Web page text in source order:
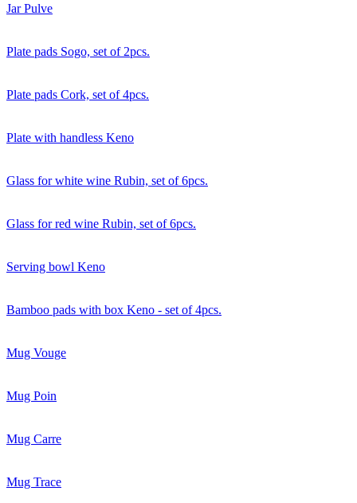
Jar Pulve
Plate pads Sogo, set of 2pcs.
Plate pads Cork, set of 4pcs.
Plate with handless Keno
Glass for white wine Rubin, set of 6pcs.
Glass for red wine Rubin, set of 6pcs.
Serving bowl Keno
Bamboo pads with box Keno - set of 4pcs.
Mug Vouge
Mug Poin
Mug Carre
Mug Trace